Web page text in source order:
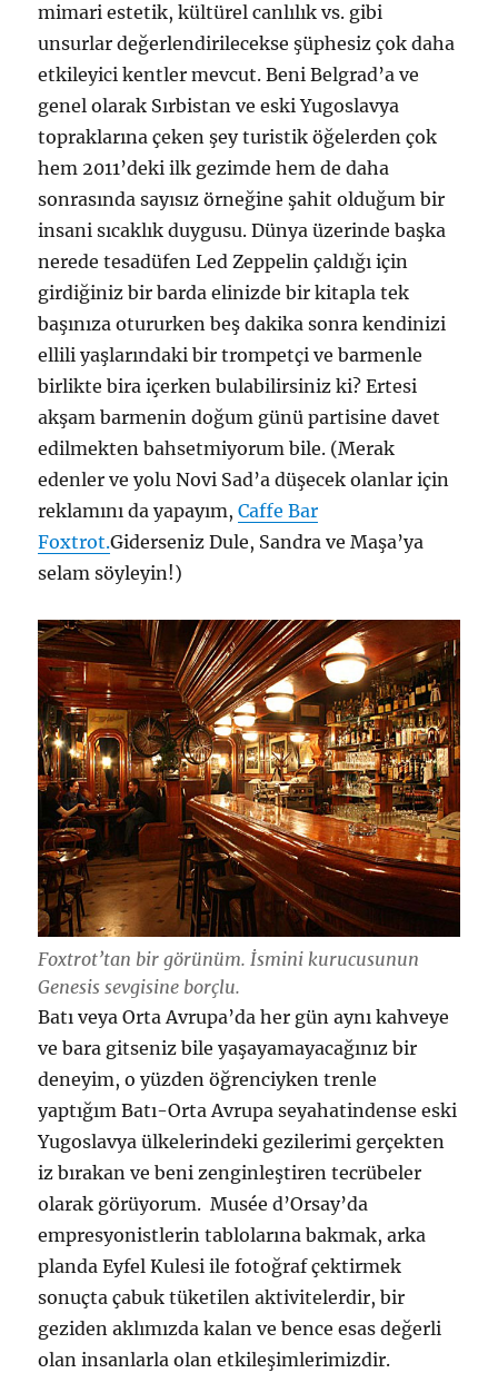
mimari estetik, kültürel canlılık vs. gibi
unsurlar değerlendirilecekse şüphesiz çok daha
etkileyici kentler mevcut. Beni Belgrad’a ve
genel olarak Sırbistan ve eski Yugoslavya
topraklarına çeken şey turistik öğelerden çok
hem 2011’deki ilk gezimde hem de daha
sonrasında sayısız örneğine şahit olduğum bir
insani sıcaklık duygusu. Dünya üzerinde başka
nerede tesadüfen Led Zeppelin çaldığı için
girdiğiniz bir barda elinizde bir kitapla tek
başınıza otururken beş dakika sonra kendinizi
ellili yaşlarındaki bir trompetçi ve barmenle
birlikte bira içerken bulabilirsiniz ki? Ertesi
akşam barmenin doğum günü partisine davet
edilmekten bahsetmiyorum bile. (Merak
edenler ve yolu Novi Sad’a düşecek olanlar için
reklamını da yapayım,Caffe Bar
Foxtrot.Giderseniz Dule, Sandra ve Maşa’ya
selam söyleyin!)
Foxtrot’tan bir görünüm. İsmini kurucusunun
Genesis sevgisine borçlu.
Batı veya Orta Avrupa’da her gün aynı kahveye
ve bara gitseniz bile yaşayamayacağınız bir
deneyim, o yüzden öğrenciyken trenle
yaptığım Batı-Orta Avrupa seyahatindense eski
Yugoslavya ülkelerindeki gezilerimi gerçekten
iz bırakan ve beni zenginleştiren tecrübeler
olarak görüyorum. Musée d’Orsay’da
empresyonistlerin tablolarına bakmak, arka
planda Eyfel Kulesi ile fotoğraf çektirmek
sonuçta çabuk tüketilen aktivitelerdir, bir
geziden aklımızda kalan ve bence esas değerli
olan insanlarla olan etkileşimlerimizdir.